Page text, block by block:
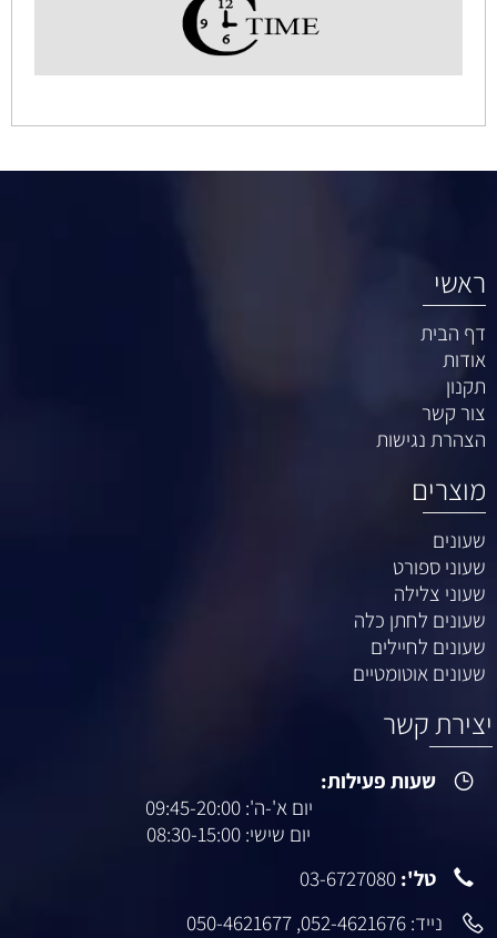
ראשי
דף הבית
אודות
תקנון
צור קשר
הצהרת נגישות
מוצרים
שעונים
שעוני ספורט
שעוני צלילה
שעונים לחתן כלה
שעונים לחיילים
שעונים אוטומטיים
יצירת קשר
שעות פעילות:
יום א'-ה': 09:45-20:00
יום שישי: 08:30-15:00
טל': 03-6727080
נייד: 052-4621676
,
050-4621677